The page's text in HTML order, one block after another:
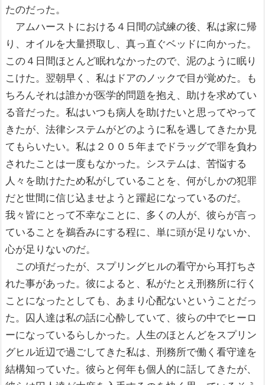
たのだった。
アムハーストにおける４日間の試練の後、私は家に帰
り、オイルを大量摂取し、真っ直ぐベッドに向かった。
この４日間ほとんど眠れなかったので、泥のように眠り
こけた。翌朝早く、私はドアのノックで目が覚めた。も
ちろんそれは誰かが医学的問題を抱え、助けを求めてい
る音だった。私はいつも病人を助けたいと思ってやって
きたが、法律システムがどのように私を遇してきたか見
てもらいたい。私は２００５年までドラッグで罪を負わ
されたことは一度もなかった。システムは、苦悩する
人々を助けたため私がしていることを、何がしかの犯罪
だと世間に信じ込ませようと躍起になっているのだ。
我々皆にとって不幸なことに、多くの人が、彼らが言っ
ていることを鵜呑みにする程に、単に頭が足りないか、
心が足りないのだ。
この頃だったが、スプリングヒルの看守から耳打ちさ
れた事があった。彼によると、私がたとえ刑務所に行く
ことになったとしても、あまり心配ないということだっ
た。囚人達は私の話に心酔していて、彼らの中でヒーロ
ーになっているらしかった。人生のほとんどをスプリン
グヒル近辺で過ごしてきた私は、刑務所で働く看守達を
結構知っていた。彼らと何年も個人的に話してきたが、